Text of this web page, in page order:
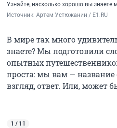
Узнайте, насколько хорошо вы знаете
Источник: Артем Устюжанин / E1.RU
В мире так много
знаете? Мы подготовили
опытных
проста: мы вам —
взгляд, ответ. Или, может
1 / 11